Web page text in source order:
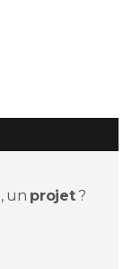
, un projet?